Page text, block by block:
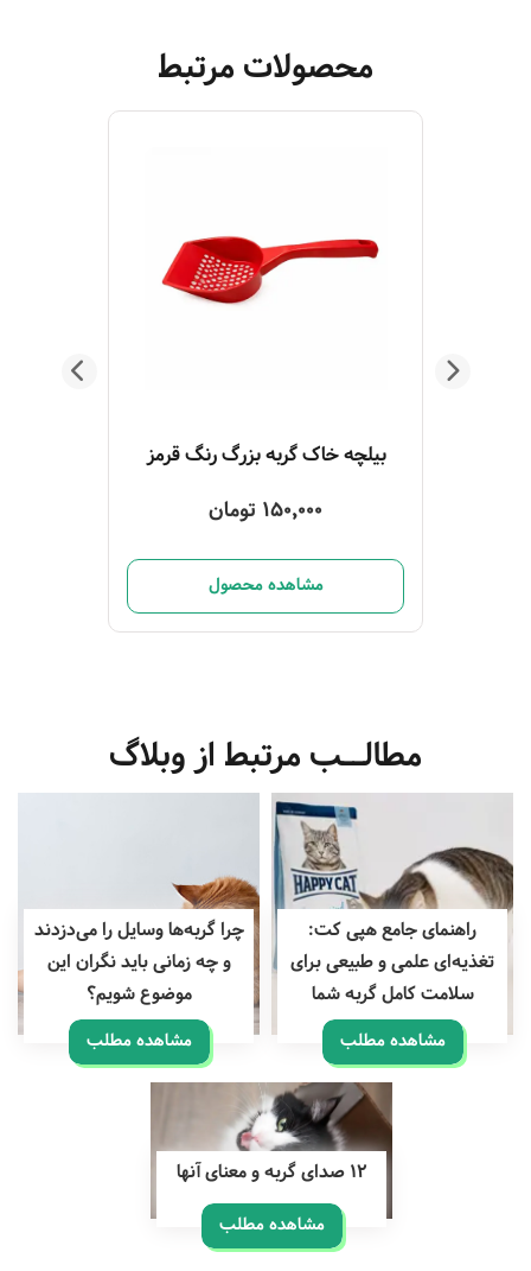
محصولات مرتبط
بیلچه خاک گربه بزرگ رنگ قرمز
150,000 تومان
مشاهده محصول
مطالــب مرتبط از وبلاگ
راهنمای جامع هپی کت:
تغذیه‌ای علمی و طبیعی برای
سلامت کامل گربه شما
مشاهده مطلب
چرا گربه‌ها وسایل را می‌دزدند
و چه زمانی باید نگران این
موضوع شویم؟
مشاهده مطلب
12 صدای گربه و معنای آنها
مشاهده مطلب